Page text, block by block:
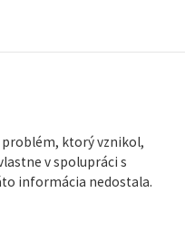
ktorý vznikol,
v spolupráci s
informácia nedostala.